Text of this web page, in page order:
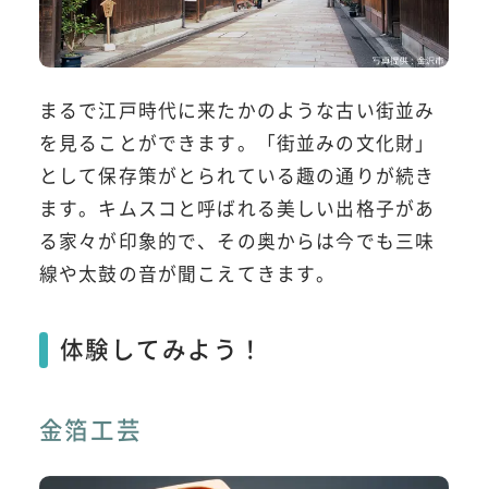
まるで江戸時代に来たかのような古い街並み
を見ることができます。「街並みの文化財」
として保存策がとられている趣の通りが続き
ます。キムスコと呼ばれる美しい出格子があ
る家々が印象的で、その奥からは今でも三味
線や太鼓の音が聞こえてきます。
体験してみよう！
金箔工芸